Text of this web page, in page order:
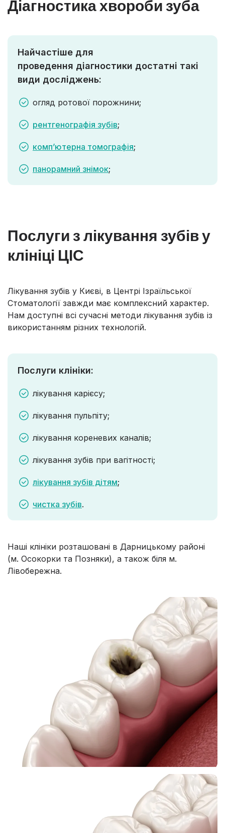
Діагностика хвороби зуба
Найчастіше для
проведення діагностики достатні такі
види досліджень:
огляд ротової порожнини;
рентгенографія зубів;
комп’ютерна томографія;
панорамний знімок;
Послуги з лікування зубів у
клініці ЦІС
Лікування зубів у Києві, в Центрі Ізраїльської
Стоматології завжди має комплексний характер.
Нам доступні всі сучасні методи лікування зубів із
використанням різних технологій.
Послуги клініки:
лікування карієсу;
лікування пульпіту;
лікування кореневих каналів;
лікування зубів при вагітності;
лікування зубів дітям;
чистка зубів.
Наші клініки розташовані в Дарницькому районі
(м. Осокорки та Позняки), а також біля м.
Лівобережна.